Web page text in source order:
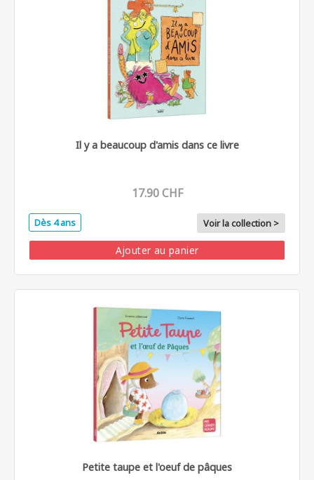
Il y a beaucoup d'amis dans ce livre
17.90 CHF
Dès 4 ans Voir la collection >
Ajouter au panier
Petite taupe et l'oeuf de pâques